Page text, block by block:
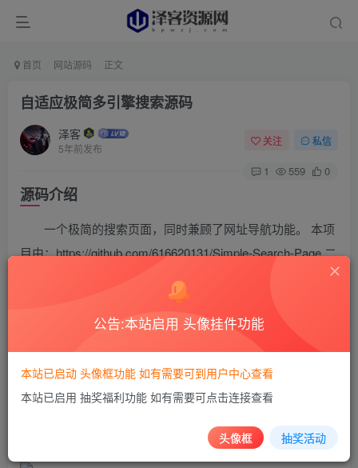
首页 网站源码 正文
自适应极简多引擎搜索源码
泽客
5年前发布
关注 私信
1 559 0
源码介绍
一个极简的搜索页面，同时兼顾了网址导航功能。 本项
目由：https://github.com/616620131/Simple-Search-Page 二
次开发，加入了全网资源聚合搜索框，并且包含搜索提示功
能，采用阿里图标库全新symbol引用方式，直接支持多色图
标，不再受单色限制。公告:本站启用 头像挂件功能
本站已启动 头像框功能 如有需要可到用户中心查看
本站已启用 抽奖福利功能 如有需要可点击连接查看
头像框 抽奖活动